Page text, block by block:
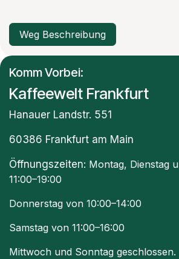
Weg Beschreibung
Komm Vorbei:
Kaffeewelt Frankfurt
Hanauer Landstr. 551
60386 Frankfurt am Main
Öffnungszeiten: Montag, Dienstag
11:00–19:00
Donnerstag von 10:00–14:00
Samstag von 11:00–16:00
Mittwoch und Sonntag geschlossen.